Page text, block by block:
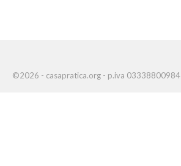
©2026 - casapratica.org - p.iva 03338800984